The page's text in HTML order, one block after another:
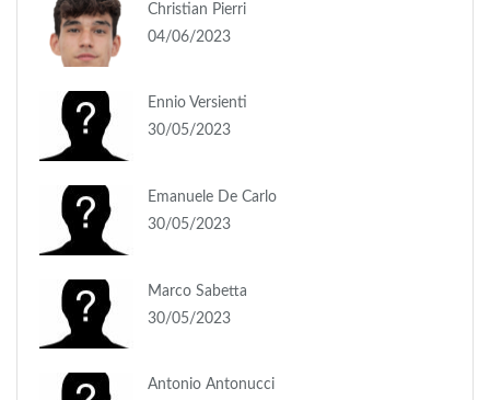
Christian Pierri
04/06/2023
Ennio Versienti
30/05/2023
Emanuele De Carlo
30/05/2023
Marco Sabetta
30/05/2023
Antonio Antonucci